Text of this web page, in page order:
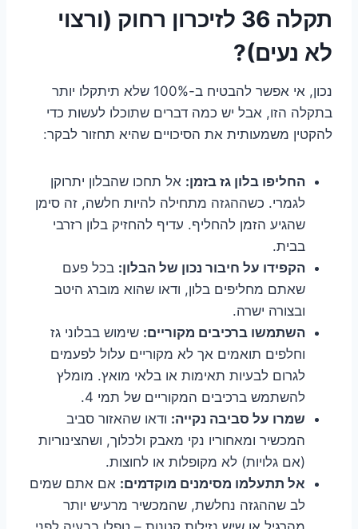
תקלה 36 לזיכרון רחוק (ורצוי
לא נעים)?
נכון, אי אפשר להבטיח ב-100% שלא תיתקלו יותר
בתקלה הזו, אבל יש כמה דברים שתוכלו לעשות כדי
להקטין משמעותית את הסיכויים שהיא תחזור לבקר:
החליפו בלון גז בזמן: אל תחכו שהבלון יתרוקן
לגמרי. כשההגזה מתחילה להיות חלשה, זה סימן
שהגיע הזמן להחליף. עדיף להחזיק בלון רזרבי
בבית.
הקפידו על חיבור נכון של הבלון: בכל פעם
שאתם מחליפים בלון, ודאו שהוא מוברג היטב
ובצורה ישרה.
השתמשו ברכיבים מקוריים: שימוש בבלוני גז
וחלפים תואמים אך לא מקוריים עלול לפעמים
לגרום לבעיות תאימות או בלאי מואץ. מומלץ
להשתמש ברכיבים המקוריים של תמי 4.
שמרו על סביבה נקייה: ודאו שהאזור סביב
המכשיר ומאחוריו נקי מאבק ולכלוך, ושהצינוריות
(אם גלויות) לא מקופלות או לחוצות.
אל תתעלמו מסימנים מוקדמים: אם אתם שמים
לב שההגזה נחלשת, שהמכשיר מרעיש יותר